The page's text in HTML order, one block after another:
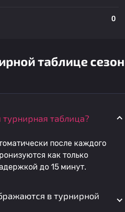
0
таблице сезон
турнирная таблица?
после каждого
как только
до 15 минут.
в турнирной